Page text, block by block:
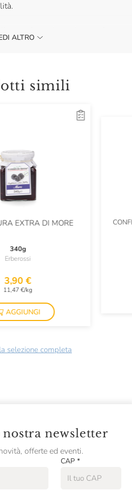
di Erberossi renderà
ALTRO
simili
EXTRA DI MORE
340g
Erberossi
3,90 €
11,47 €/kg
AGGIUNGI
selezione completa
newsletter
offerte ed eventi.
CAP *